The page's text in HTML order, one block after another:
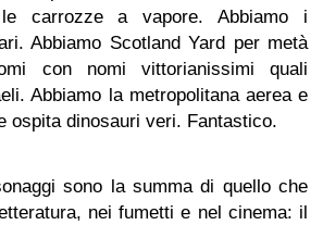
carrozze a vapore. Abbiamo i
Abbiamo Scotland Yard per metà
con nomi vittorianissimi quali
Abbiamo la metropolitana aerea e
ospita dinosauri veri. Fantastico.
sono la summa di quello che
nei fumetti e nel cinema: il